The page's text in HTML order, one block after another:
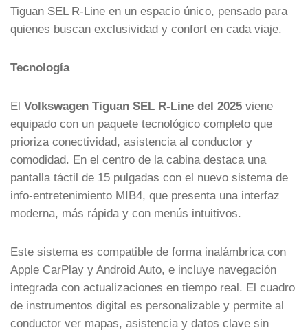
Tiguan SEL R-Line en un espacio único, pensado para
quienes buscan exclusividad y confort en cada viaje.
Tecnología
El Volkswagen Tiguan SEL R-Line del 2025 viene
equipado con un paquete tecnológico completo que
prioriza conectividad, asistencia al conductor y
comodidad. En el centro de la cabina destaca una
pantalla táctil de 15 pulgadas con el nuevo sistema de
info-entretenimiento MIB4, que presenta una interfaz
moderna, más rápida y con menús intuitivos.
Este sistema es compatible de forma inalámbrica con
Apple CarPlay y Android Auto, e incluye navegación
integrada con actualizaciones en tiempo real. El cuadro
de instrumentos digital es personalizable y permite al
conductor ver mapas, asistencia y datos clave sin